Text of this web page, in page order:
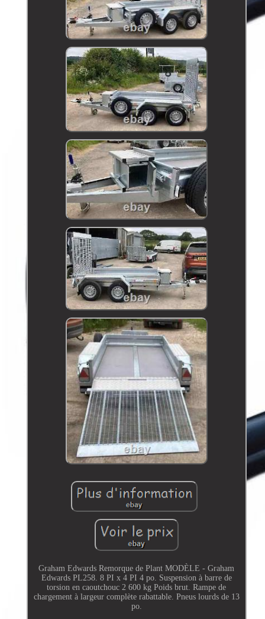
Graham Edwards Remorque de Plant MODÈLE - Graham
Edwards PL258. 8 PI x 4 PI 4 po. Suspension à barre de
torsion en caoutchouc 2 600 kg Poids brut. Rampe de
chargement à largeur complète rabattable. Pneus lourds de 13
po.